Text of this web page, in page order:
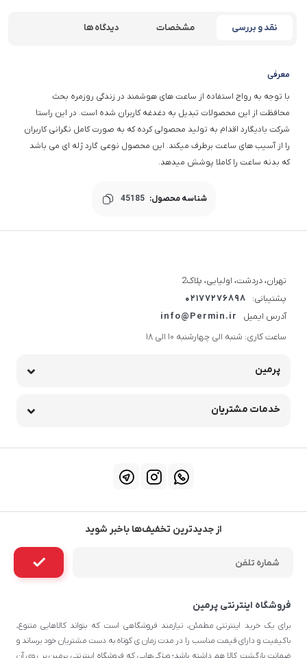
نقد و بررسی مشخصات دیدگاه ها
معرفی
با توجه به رواج استفاده از ساعت های هوشمند در زندگی روزمره بحث
محافظت از این محصولات تبدیل به دغدغه کاربران شده است. در این راستا
شرکت بادیگارد اقدام به تولید محصولی کرده که به صورت کامل نگرانی کاربران
را از آسیب های ساعت برطرف میکند. این محصول نوعی گارد ژله ای می باشد
که بدنه ساعت را کاملا پوشش میدهد.
شناسه محصول: 45185
تهران، دردشت، اولیایی، پلاک2
پشتیبانی:
02177276898
آدرس ایمیل
info@Permin.ir
ساعت کاری: شنبه الی چهارشنبه 10 الی 18
پرمین
خدمات مشتریان
از جدیدترین تخفیف‌ها باخبر شوید
فروشگاه اینترنتی پرمین
برای یک خرید اینترنتی مطمئن، نیازمند فروشگاهی است که بتواند کالاهایی متنوع،
باکیفیت و دارای قیمت مناسب را در مدت زمان ی کوتاه به دست مشتریان خود برساند و